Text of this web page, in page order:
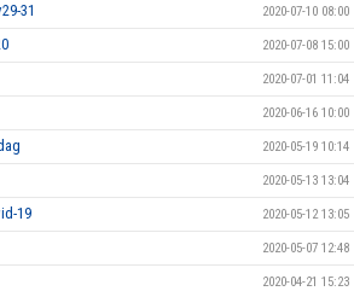
31 2020-07-10 08:00
2020-07-08 15:00
2020-07-01 11:04
2020-06-16 10:00
2020-05-19 10:14
2020-05-13 13:04
19 2020-05-12 13:05
2020-05-07 12:48
2020-04-21 15:23